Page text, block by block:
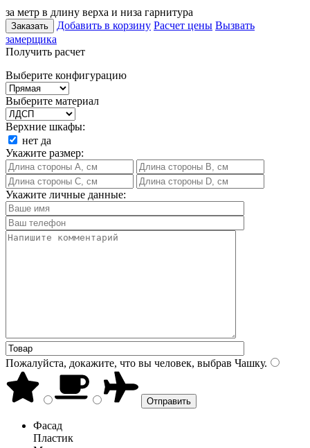
за метр в длину верха и низа гарнитура
Заказать Добавить в корзину Расчет цены Вызвать
замерщика
Получить расчет
Выберите конфигурацию
Выберите материал
Верхние шкафы:
нет да
Укажите размер:
Укажите личные данные:
Пожалуйста, докажите, что вы человек, выбрав Чашку.
Фасад
Пластик